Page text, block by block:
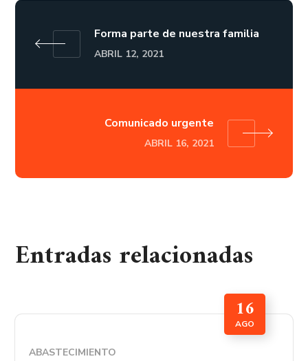
Forma parte de nuestra familia
ABRIL 12, 2021
Comunicado urgente
ABRIL 16, 2021
Entradas relacionadas
16
AGO
ABASTECIMIENTO